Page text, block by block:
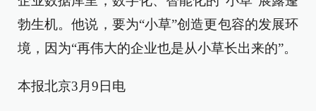
勃生机。他说，要为“小草”创造更包容的发展环
境，因为“再伟大的企业也是从小草长出来的”。
本报北京3月9日电